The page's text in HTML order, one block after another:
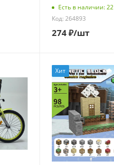
Есть в наличии: 22
Код: 264893
274₽/шт
Хит